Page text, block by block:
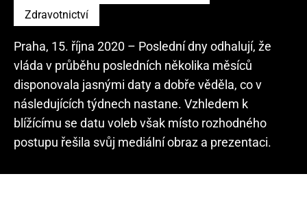
Zdravotnictví
Praha, 15. října 2020 – Poslední dny odhalují, že
vláda v průběhu posledních několika měsíců
disponovala jasnými daty a dobře věděla, co v
následujících týdnech nastane. Vzhledem k
blížícímu se datu voleb však místo rozhodného
postupu řešila svůj mediální obraz a prezentaci.